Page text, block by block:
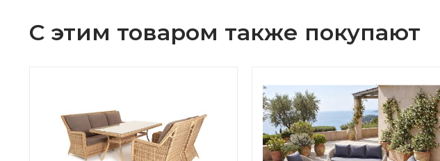
С этим товаром также покупают